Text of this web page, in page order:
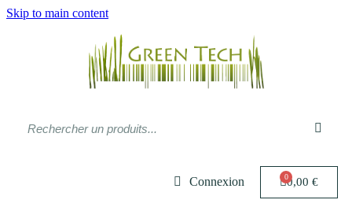
Skip to main content
Connexion 0,00 €